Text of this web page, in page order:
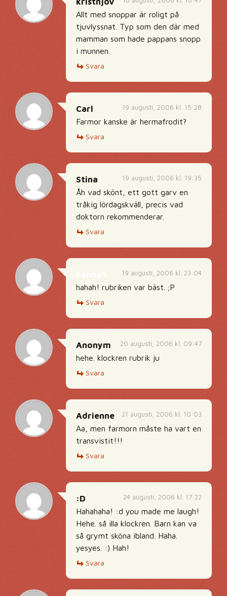
Allt med snoppar är roligt på
tjuvlyssnat. Typ som den där med
mamman som hade pappans snopp
i munnen.
Svara
19 augusti, 2006 kl. 15:28
Carl
Farmor kanske är hermafrodit?
Svara
19 augusti, 2006 kl. 19:35
Stina
Åh vad skönt, ett gott garv en
tråkig lördagskväll, precis vad
doktorn rekommenderar.
Svara
19 augusti, 2006 kl. 23:04
hahah! rubriken var bäst. ;P
Svara
20 augusti, 2006 kl. 09:47
Anonym
hehe. klockren rubrik ju
Svara
21 augusti, 2006 kl. 10:03
Adrienne
Aa, men farmorn måste ha vart en
transvistit!!!
Svara
24 augusti, 2006 kl. 17:22
:D
Hahahaha! :d you made me laugh!
Hehe. så illa klockren. Barn kan va
så grymt sköna ibland. Haha.
yesyes. :) Hah!
Svara